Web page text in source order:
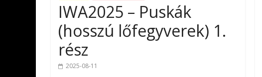
IWA2025 – Puskák
(hosszú lőfegyverek) 1.
rész
2025-08-11